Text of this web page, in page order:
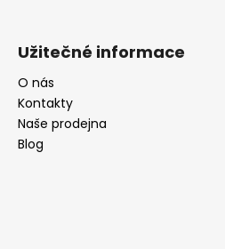
Užitečné informace
O nás
Kontakty
Naše prodejna
Blog